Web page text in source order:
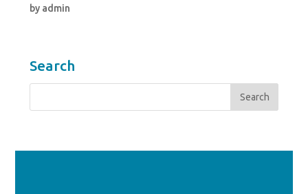
by admin
Search